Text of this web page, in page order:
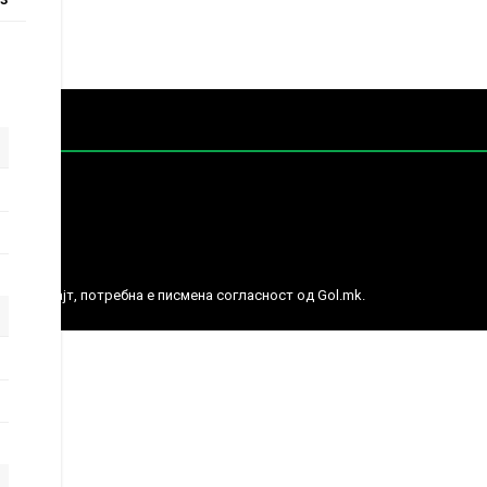
веб сајт, потребна е писмена согласност од Gol.mk.